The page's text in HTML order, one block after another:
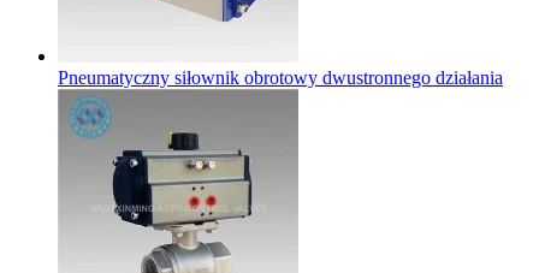
Pneumatyczny siłownik obrotowy dwustronnego działania